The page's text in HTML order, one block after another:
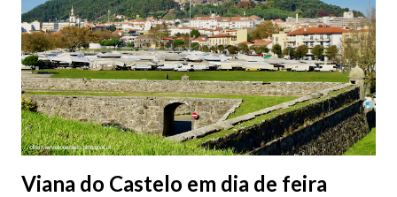
Viana do Castelo em dia de feira